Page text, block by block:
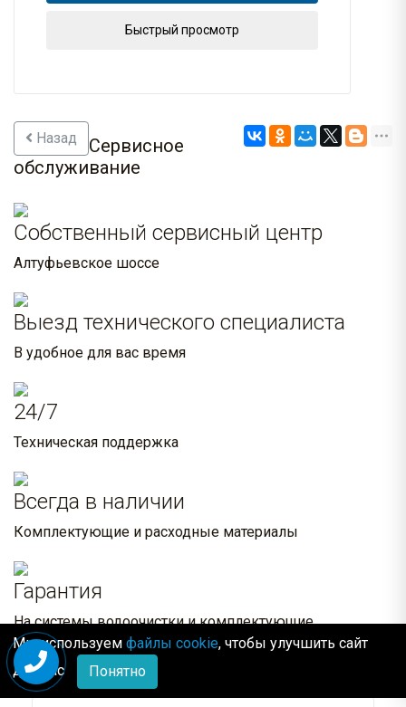
Быстрый просмотр
Назад
Сервисное
обслуживание
Собственный сервисный центр
Алтуфьевское шоссе
Выезд технического специалиста
В удобное для вас время
24/7
Техническая поддержка
Всегда в наличии
Комплектующие и расходные материалы
Гарантия
На системы водоочистки и комплектующие
Похожие товары:
Мы используем файлы cookie, чтобы улучшить сайт
для Вас
Понятно